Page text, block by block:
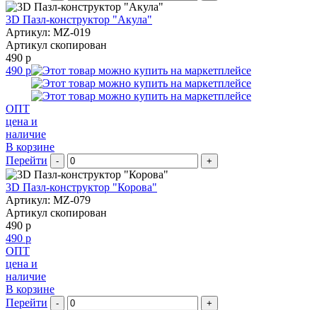
3D Пазл-конструктор "Акула"
Артикул: MZ-019
Артикул скопирован
490 р
490 р
ОПТ
цена и
наличие
В корзине
Перейти
- +
3D Пазл-конструктор "Корова"
Артикул: MZ-079
Артикул скопирован
490 р
490 р
ОПТ
цена и
наличие
В корзине
Перейти
- +